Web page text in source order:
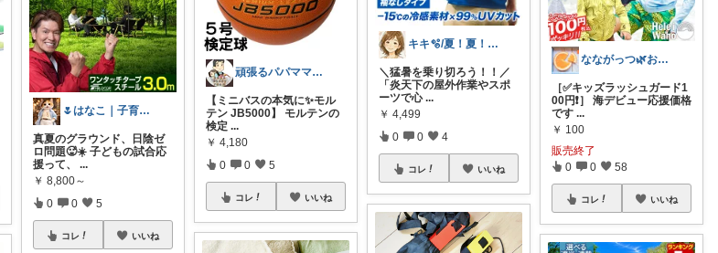
🌷はなこ｜子育て×3児ママ
真夏のグラウンド、日陰ゼ
ロ問題🥵☀️ 子どもの試合応
援って、
...
￥ 8,800～
0 0 5
コレ いいね
頑張るパパママ応援隊@育児・子供用品紹介
【ミニバスの本気に✨モル
テン JB5000】 モルテンの
検定 ...
￥ 4,180
0 0 5
コレ いいね
キキ🫧/夏！夏！夏！サマーアイテム🌻
＼猛暑を乗り切ろう！！／
「炎天下の屋外作業やスポ
ーツで心 ...
￥ 4,499
0 0 4
コレ いいね
なながっつ🌿お得好き！コスパも大切💛
［✅キッズラッシュガード1
00円❗️］ 海デビュー応援価格
です ...
￥ 100
販売終了
0 0 58
コレ いいね